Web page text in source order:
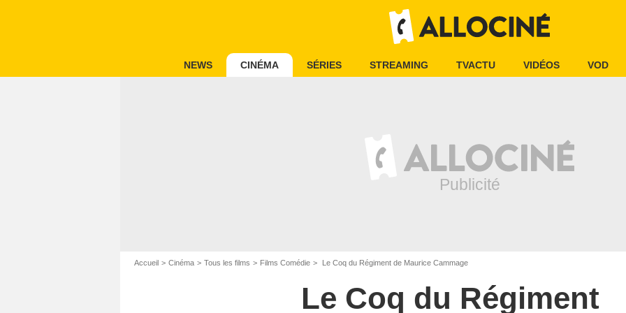
NEWS CINÉMA SÉRIES STREAMING TVACTU VIDÉOS VOD
Accueil Cinéma Tous les films Films Comédie Le Coq du Régiment de Maurice Cammage
Le Coq du Régiment